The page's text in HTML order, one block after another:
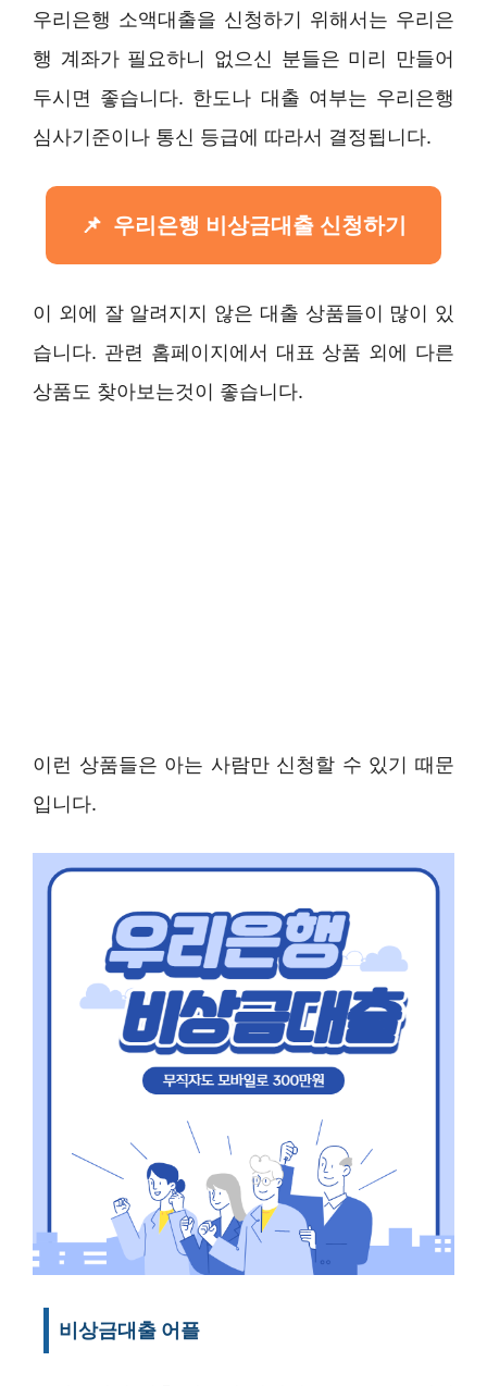
우리은행 소액대출을 신청하기 위해서는 우리은
행 계좌가 필요하니 없으신 분들은 미리 만들어
두시면 좋습니다. 한도나 대출 여부는 우리은행
심사기준이나 통신 등급에 따라서 결정됩니다.
우리은행 비상금대출 신청하기
이 외에 잘 알려지지 않은 대출 상품들이 많이 있
습니다. 관련 홈페이지에서 대표 상품 외에 다른
상품도 찾아보는것이 좋습니다.
이런 상품들은 아는 사람만 신청할 수 있기 때문
입니다.
비상금대출 어플